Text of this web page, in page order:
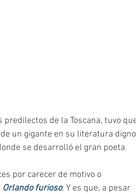
un gigante en su literatura digno
se desarrolló el gran poeta
Orlando furioso. Y es que, a pesar